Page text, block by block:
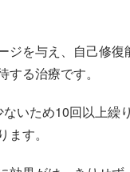
ジを与え、自己修
る治療です。
いため10回以上繰
す。